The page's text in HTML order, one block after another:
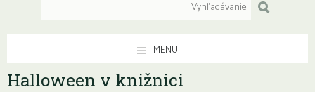
MENU
Halloween v knižnici